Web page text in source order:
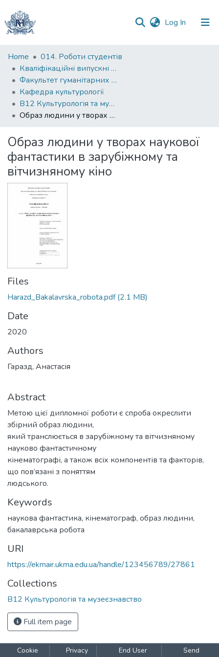
Log In (current)
Communities
&
Collections
All of DSpace
Home
014. Роботи студентів
Кваліфікаційні випускні роботи здобувачів вищої освіти бакалаврських програм
Факультет гуманітарних наук
Кафедра культурології
B12 Культурологія та музеєзнавство
Образ людини у творах наукової фантастики в зарубіжному та вітчизняному кіно
Образ людини у творах наукової
фантастики в зарубіжному та
вітчизняному кіно
Files
Harazd_Bakalavrska_robota.pdf(2.1 MB)
Date
2020
Authors
Гаразд, Анастасія
Abstract
Метою цієї дипломної роботи є спроба окреслити
збірний образ людини,
який транслюється в зарубіжному та вітчизняному
науково фантастичному
кінематографі, а також всіх компонентів та факторів,
що пов’язані з поняттям
людського.
Keywords
наукова фантастика, кінематограф, образ людини,
бакалаврська робота
URI
https://ekmair.ukma.edu.ua/handle/123456789/27861
Collections
B12 Культурологія та музеєзнавство
Full item page
Cookie
Privacy
End User
Send